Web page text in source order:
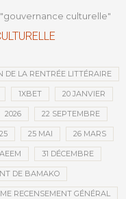
culturelle"
DE LA RENTRÉE LITTÉRAIRE
1XBET 20 JANVIER
2026 22 SEPTEMBRE
25 MAI 26 MARS
31 DÉCEMBRE
DE BAMAKO
RECENSEMENT GÉNÉRAL